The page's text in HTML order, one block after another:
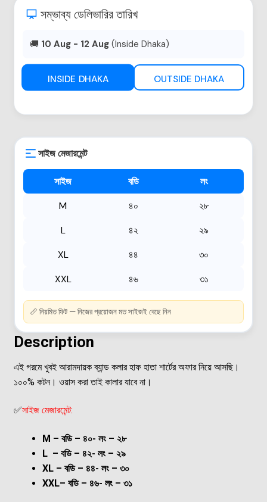
সম্ভাব্য ডেলিভারির তারিখ
🚚 10 Aug - 12 Aug(Inside Dhaka)
INSIDE DHAKA OUTSIDE DHAKA
সাইজ মেজারমেন্ট
সাইজ বডি
লং
M
৪০
২৮
L
৪২
২৯
XL
৪৪
৩০
XXL
৪৬ ৩১
📏 নিয়মিত ফিট — নিজের প্রয়োজন মত সাইজই বেছে নিন
Description
এই গরমে খুবই আরামদায়ক ব্যান্ড কলার হাফ হাতা শার্টের অফার নিয়ে আসছি।
১০০% কটন। ওয়াস করা তাই কালার যাবে না।
✅সাইজ মেজারমেন্ট:
M – বডি – ৪০- লং – ২৮
L – বডি – ৪২- লং – ২৯
XL – বডি – ৪৪- লং – ৩০
XXL– বডি – ৪৬- লং – ৩১